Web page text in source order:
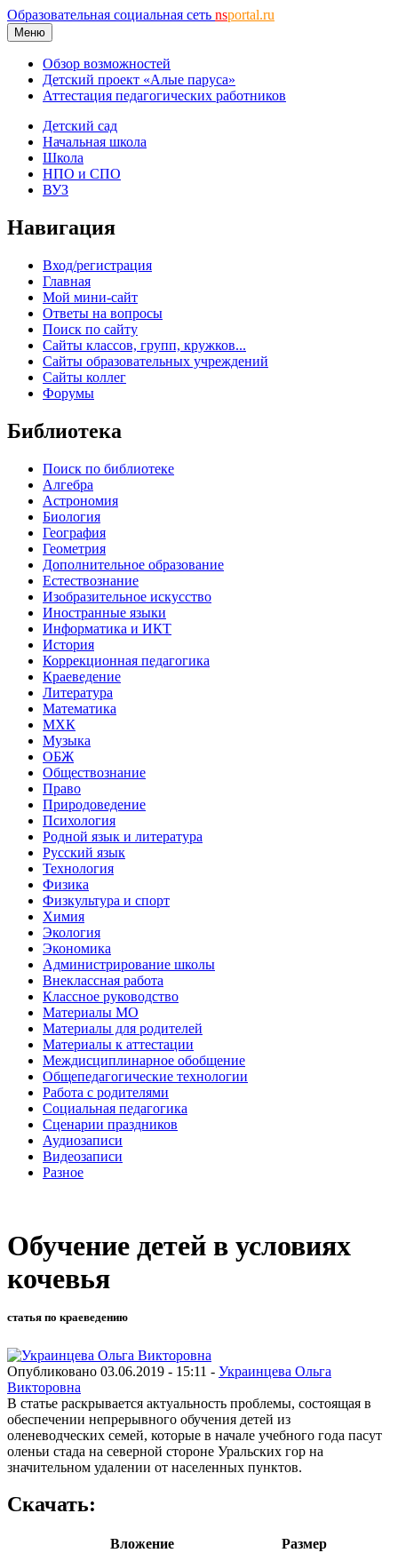
Образовательная социальная сеть nsportal.ru
Меню
Обзор возможностей
Детский проект «Алые паруса»
Аттестация педагогических работников
Детский сад
Начальная школа
Школа
НПО и СПО
ВУЗ
Навигация
Вход/регистрация
Главная
Мой мини-сайт
Ответы на вопросы
Поиск по сайту
Сайты классов, групп, кружков...
Сайты образовательных учреждений
Сайты коллег
Форумы
Библиотека
Поиск по библиотеке
Алгебра
Астрономия
Биология
География
Геометрия
Дополнительное образование
Естествознание
Изобразительное искусство
Иностранные языки
Информатика и ИКТ
История
Коррекционная педагогика
Краеведение
Литература
Математика
МХК
Музыка
ОБЖ
Обществознание
Право
Природоведение
Психология
Родной язык и литература
Русский язык
Технология
Физика
Физкультура и спорт
Химия
Экология
Экономика
Администрирование школы
Внеклассная работа
Классное руководство
Материалы МО
Материалы для родителей
Материалы к аттестации
Междисциплинарное обобщение
Общепедагогические технологии
Работа с родителями
Социальная педагогика
Сценарии праздников
Аудиозаписи
Видеозаписи
Разное
Обучение детей в условиях
кочевья
статья по краеведению
Опубликовано 03.06.2019 - 15:11 - Украинцева Ольга
Викторовна
В статье раскрывается актуальность проблемы, состоящая в
обеспечении непрерывного обучения детей из
оленеводческих семей, которые в начале учебного года пасут
оленьи стада на северной стороне Уральских гор на
значительном удалении от населенных пунктов.
Скачать:
Вложение
Размер